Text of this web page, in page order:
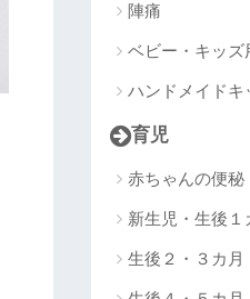
陣痛
ベビー・キッズ
ハンドメイドキ
育児
赤ちゃんの便秘
新生児・生後１
生後２・３カ月